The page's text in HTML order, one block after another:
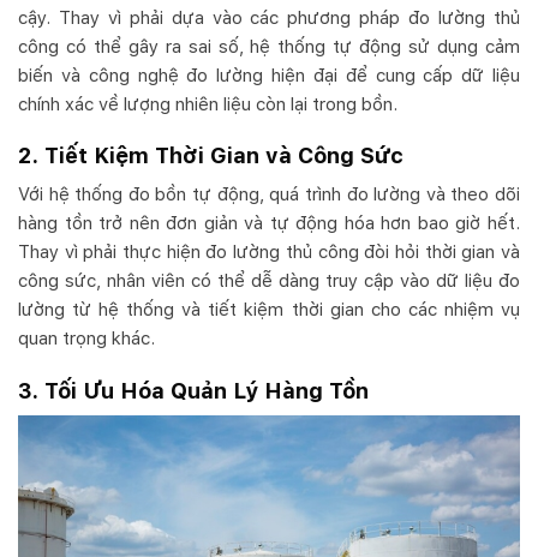
cậy. Thay vì phải dựa vào các phương pháp đo lường thủ
công có thể gây ra sai số, hệ thống tự động sử dụng cảm
biến và công nghệ đo lường hiện đại để cung cấp dữ liệu
chính xác về lượng nhiên liệu còn lại trong bồn.
2. Tiết Kiệm Thời Gian và Công Sức
Với hệ thống đo bồn tự động, quá trình đo lường và theo dõi
hàng tồn trở nên đơn giản và tự động hóa hơn bao giờ hết.
Thay vì phải thực hiện đo lường thủ công đòi hỏi thời gian và
công sức, nhân viên có thể dễ dàng truy cập vào dữ liệu đo
lường từ hệ thống và tiết kiệm thời gian cho các nhiệm vụ
quan trọng khác.
3. Tối Ưu Hóa Quản Lý Hàng Tồn